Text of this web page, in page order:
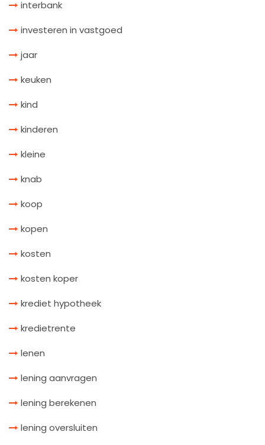
interbank
investeren in vastgoed
jaar
keuken
kind
kinderen
kleine
knab
koop
kopen
kosten
kosten koper
krediet hypotheek
kredietrente
lenen
lening aanvragen
lening berekenen
lening oversluiten